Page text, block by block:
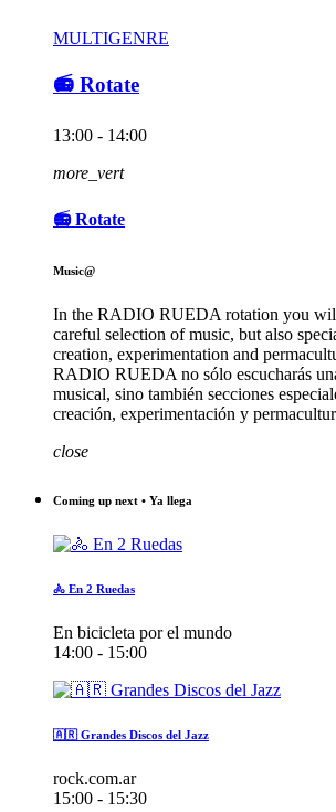
MULTIGENRE
📻 Rotate
13:00 - 14:00
more_vert
📻 Rotate
Music@
In the RADIO RUEDA rotation you
careful selection of music, but also
creation, experimentation and
RADIO RUEDA no sólo escucharás
musical, sino también secciones
creación, experimentación y
close
Coming up next • Ya llega
🚴 En 2 Ruedas
En bicicleta por el mundo
14:00 - 15:00
🇦🇷 Grandes Discos del Jazz
rock.com.ar
15:00 - 15:30